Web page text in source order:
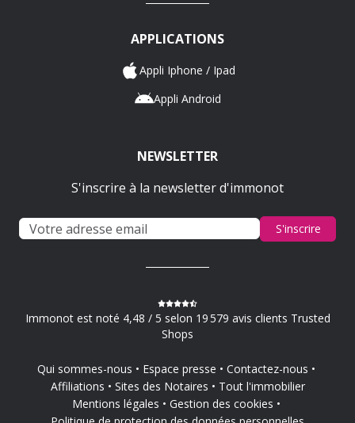
APPLICATIONS
Appli Iphone / Ipad
Appli Android
NEWSLETTER
S'inscrire à la newsletter d'immonot
S'inscrire
Immonot est noté 4,48 / 5 selon 19 579 avis clients Trusted
Shops
Qui sommes-nous Espace presse
Contactez-nous
Affiliations
Sites des Notaires
Tout l'immobilier
Mentions légales
Gestion des cookies